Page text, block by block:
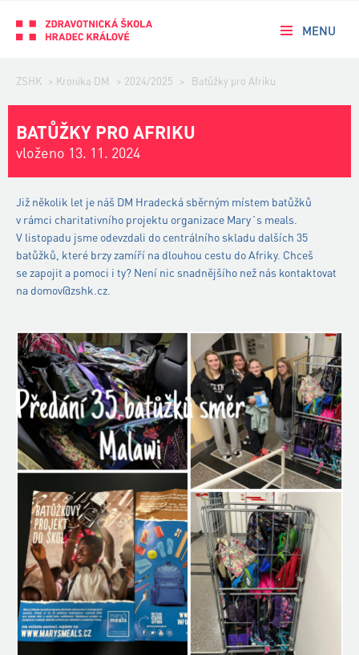
MENU
ZSHK > Kronika DM > 2024/2025 > Batůžky pro Afriku
BATŮŽKY PRO AFRIKU
vloženo 13. 11. 2024
Již několik let je náš DM Hradecká sběrným místem batůžků
v rámci charitativního projektu organizace Mary´s meals.
V listopadu jsme odevzdali do centrálního skladu dalších 35
batůžků, které brzy zamíří na dlouhou cestu do Afriky. Chceš
se zapojit a pomoci i ty? Není nic snadnějšího než nás kontaktovat
na domov@zshk.cz.